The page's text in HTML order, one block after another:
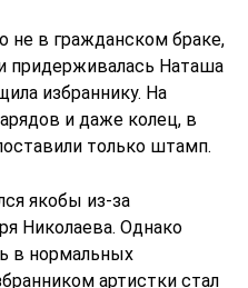
не в гражданском браке,
придерживалась Наташа
избраннику. На
и даже колец, в
только штамп.
якобы из-за
Николаева. Однако
в нормальных
артистки стал